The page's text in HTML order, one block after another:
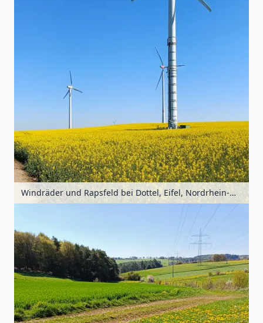
Windräder und Rapsfeld bei Dottel, Eifel, Nordrhein-Westfalen, Deutschland